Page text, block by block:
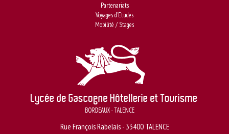
Partenariats
Voyages d'Etudes
Mobilité / Stages
Rue François Rabelais - 33400 TALENCE